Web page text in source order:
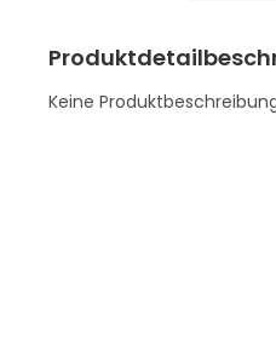
Keine